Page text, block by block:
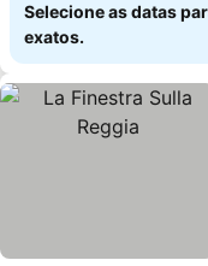
Selecione as datas
exatos.